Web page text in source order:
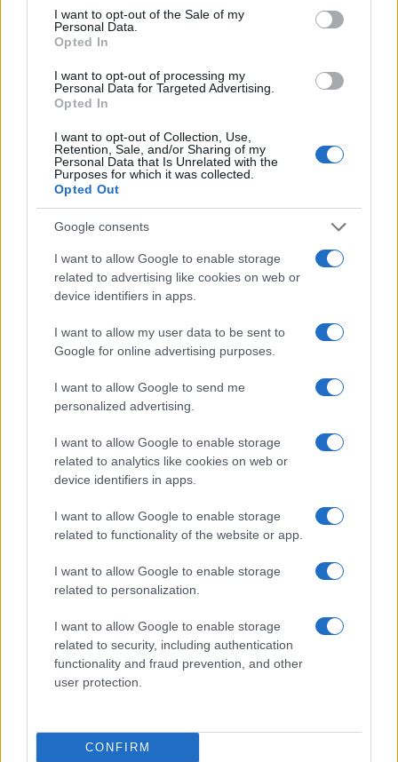
consent section.
I want to opt-out of the Sale of my
Personal Data.
Opted In
I want to opt-out of processing my
Personal Data for Targeted Advertising.
Opted In
I want to opt-out of Collection, Use,
Retention, Sale, and/or Sharing of my
Personal Data that Is Unrelated with the
Purposes for which it was collected.
Opted Out
Google consents
I want to allow Google to enable storage
related to advertising like cookies on web or
device identifiers in apps.
I want to allow my user data to be sent to
Google for online advertising purposes.
I want to allow Google to send me
personalized advertising.
I want to allow Google to enable storage
related to analytics like cookies on web or
device identifiers in apps.
I want to allow Google to enable storage
related to functionality of the website or app.
I want to allow Google to enable storage
related to personalization.
I want to allow Google to enable storage
related to security, including authentication
functionality and fraud prevention, and other
user protection.
CONFIRM
PIÙ LETTI
Guida per tennisti: come mantenere la performance
sui campi in terra rossa
Chi è Thomas Fabbiano: la carriera del tennista
pugliese
Tennis: maltempo e disagi nei tornei nordamericani,
finali rinviate e proteste
ATP Challenger Tour 2026: i tornei di agosto e i
A quanto ammonta il patrimonio di Stefanos Tsitsipas?
Lo stipendio
Sportmagazine: notizie, approfondimenti e classifiche su
calcio, basket, tennis, ciclismo, motori, Formula 1,
nazionali e internazionali, gli highlight delle partite, le
interviste ai protagonisti e i risultati in tempo reale di tutte
SEZIONI
Calcio